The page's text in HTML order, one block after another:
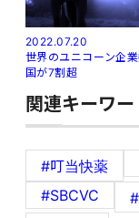
2022.07.20
世界のユニコーン企
国が7割超
関連キーワー
#叮当快薬
#SBCVC